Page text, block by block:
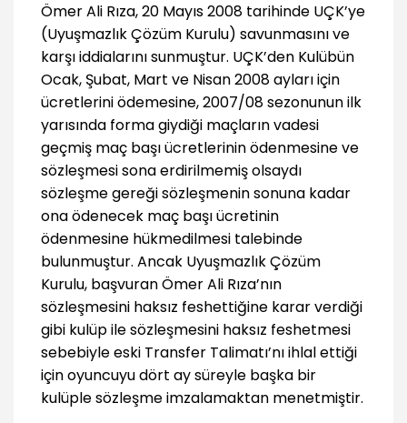
Ömer Ali Rıza, 20 Mayıs 2008 tarihinde UÇK’ye
(Uyuşmazlık Çözüm Kurulu) savunmasını ve
karşı iddialarını sunmuştur. UÇK’den Kulübün
Ocak, Şubat, Mart ve Nisan 2008 ayları için
ücretlerini ödemesine, 2007/08 sezonunun ilk
yarısında forma giydiği maçların vadesi
geçmiş maç başı ücretlerinin ödenmesine ve
sözleşmesi sona erdirilmemiş olsaydı
sözleşme gereği sözleşmenin sonuna kadar
ona ödenecek maç başı ücretinin
ödenmesine hükmedilmesi talebinde
bulunmuştur. Ancak Uyuşmazlık Çözüm
Kurulu, başvuran Ömer Ali Rıza’nın
sözleşmesini haksız feshettiğine karar verdiği
gibi kulüp ile sözleşmesini haksız feshetmesi
sebebiyle eski Transfer Talimatı’nı ihlal ettiği
için oyuncuyu dört ay süreyle başka bir
kulüple sözleşme imzalamaktan menetmiştir.